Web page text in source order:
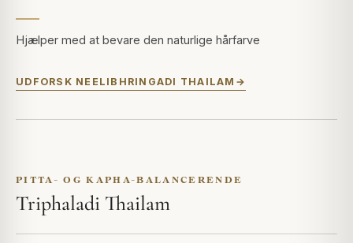
Hjælper med at bevare den naturlige hårfarve
UDFORSK NEELIBHRINGADI THAILAM
PITTA- OG KAPHA-BALANCERENDE
Triphaladi Thailam